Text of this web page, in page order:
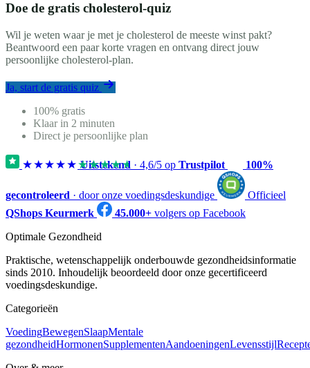
Doe de gratis cholesterol-quiz
Wil je weten waar je met je cholesterol de meeste winst pakt?
Beantwoord een paar korte vragen en ontvang direct jouw
persoonlijke cholesterol-plan.
Ja, start de gratis quiz
100% gratis
Klaar in 2 minuten
Direct je persoonlijke plan
★★★★★★★★★★
Uitstekend · 4,6/5 op Trustpilot 100%
gecontroleerd · door onze voedingsdeskundige
Officieel
QShops Keurmerk
45.000+ volgers op Facebook
Optimale Gezondheid
Praktische, wetenschappelijk onderbouwde gezondheidsinformatie
sinds 2010. Inhoudelijk beoordeeld door onze gecertificeerd
voedingsdeskundige.
Categorieën
VoedingBewegenSlaapMentale
gezondheidHormonenSupplementenAandoeningenLevensstijl